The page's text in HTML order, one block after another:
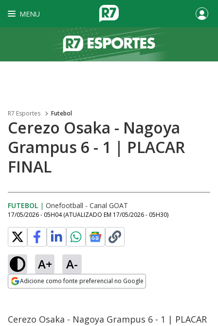
MENU
R7 Esportes Futebol
Cerezo Osaka - Nagoya
Grampus 6 - 1 | PLACAR
FINAL
FUTEBOL | Onefootball - Canal GOAT
17/05/2026 - 05H04 (ATUALIZADO EM 17/05/2026 - 05H30)
A+ A-
Adicione como fonte preferencial no Google
Cerezo Osaka - Nagoya Grampus 6 - 1 | PLACAR